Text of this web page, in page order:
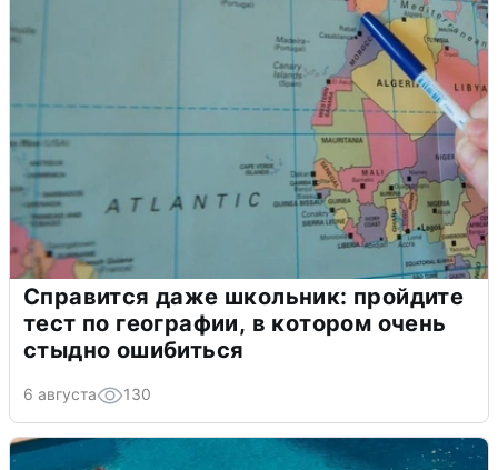
Справится даже школьник: пройдите
тест по географии, в котором очень
стыдно ошибиться
6 августа 130